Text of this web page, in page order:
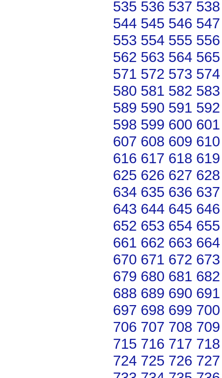
535 536 537 538
544 545 546 547
553 554 555 556
562 563 564 565
571 572 573 574
580 581 582 583
589 590 591 592
598 599 600 601
607 608 609 610
616 617 618 619
625 626 627 628
634 635 636 637
643 644 645 646
652 653 654 655
661 662 663 664
670 671 672 673
679 680 681 682
688 689 690 691
697 698 699 700
706 707 708 709
715 716 717 718
724 725 726 727